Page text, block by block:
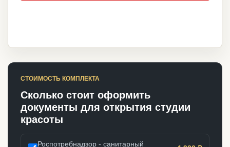
СТОИМОСТЬ КОМПЛЕКТА
Сколько стоит оформить
документы для открытия студии
красоты
Роспотребнадзор - санитарный